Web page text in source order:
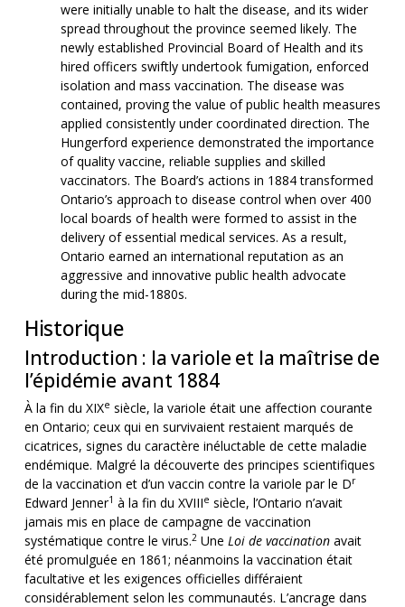
were initially unable to halt the disease, and its wider
spread throughout the province seemed likely. The
newly established Provincial Board of Health and its
hired officers swiftly undertook fumigation, enforced
isolation and mass vaccination. The disease was
contained, proving the value of public health measures
applied consistently under coordinated direction. The
Hungerford experience demonstrated the importance
of quality vaccine, reliable supplies and skilled
vaccinators. The Board’s actions in 1884 transformed
Ontario’s approach to disease control when over 400
local boards of health were formed to assist in the
delivery of essential medical services. As a result,
Ontario earned an international reputation as an
aggressive and innovative public health advocate
during the mid-1880s.
Historique
Introduction : la variole et la maîtrise de
l’épidémie avant 1884
À la fin du XIXe siècle, la variole était une affection courante
en Ontario; ceux qui en survivaient restaient marqués de
cicatrices, signes du caractère inéluctable de cette maladie
endémique. Malgré la découverte des principes scientifiques
de la vaccination et d’un vaccin contre la variole par le Dr
Edward Jenner1 à la fin du XVIIIe siècle, l’Ontario n’avait
jamais mis en place de campagne de vaccination
systématique contre le virus.2Une Loi de vaccinationavait
été promulguée en 1861; néanmoins la vaccination était
facultative et les exigences officielles différaient
considérablement selon les communautés. L’ancrage dans